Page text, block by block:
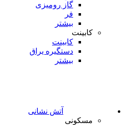
گاز رومیزی
فر
بیشتر
کابینت
کابینت
دستگیره یراق
بیشتر
آتش نشانی
مسکونی